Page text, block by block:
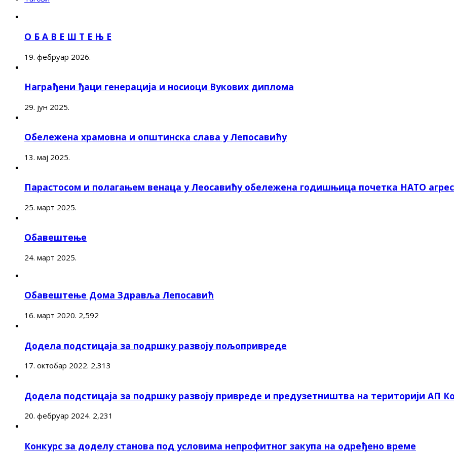
О Б А В Е Ш Т Е Њ Е
19. фебруар 2026.
Награђени ђаци генерација и носиоци Вукових диплома
29. јун 2025.
Обележена храмовна и општинска слава у Лепосавићу
13. мај 2025.
Парастосом и полагањем венаца у Леосавићу обележена годишњица почетка НАТО
25. март 2025.
Обавештење
24. март 2025.
Обавештење Дома Здравља Лепосавић
16. март 2020. 2,592
Додела подстицаја за подршку развоју пољопривреде
17. октобар 2022. 2,313
Додела подстицаја за подршку развоју привреде и предузетништва на територији АП
20. фебруар 2024. 2,231
Конкурс за доделу станова под условима непрофитног закупа на одређено време